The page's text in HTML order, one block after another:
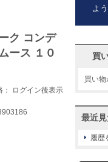
ク コンデ
ース １０
： ログイン後表示
よ
買
買い
最近
履歴